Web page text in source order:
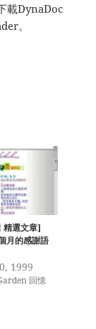
載DynaDoc
。
精選文章]
月的感謝語
1999
回憶